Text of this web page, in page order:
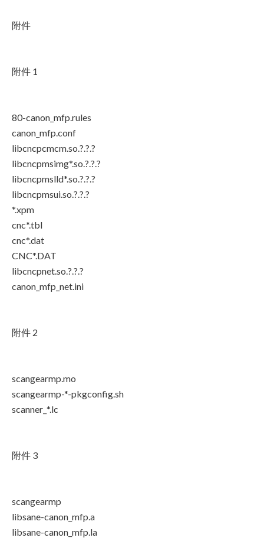
附件
附件 1
80-canon_mfp.rules
canon_mfp.conf
libcncpcmcm.so.?.?.?
libcncpmsimg*.so.?.?.?
libcncpmslld*.so.?.?.?
libcncpmsui.so.?.?.?
*.xpm
cnc*.tbl
cnc*.dat
CNC*.DAT
libcncpnet.so.?.?.?
canon_mfp_net.ini
附件 2
scangearmp.mo
scangearmp-*-pkgconfig.sh
scanner_*.lc
附件 3
scangearmp
libsane-canon_mfp.a
libsane-canon_mfp.la